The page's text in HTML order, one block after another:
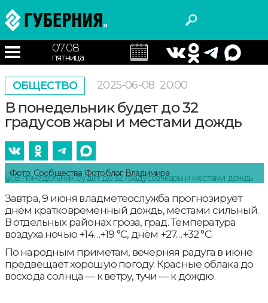
07.08
пятница
ОБЩЕСТВО 2025-06-08 20:00
В понедельник будет до 32
градусов жары и местами дождь
Фото: Сообщества Фотоблог Владимира
Завтра, 9 июня владметеослужба прогнозирует
днём кратковременный дождь, местами сильный.
В отдельных районах гроза, град. Температура
воздуха ночью +14…+19 °С, днём +27…+32 °С.
По народным приметам, вечерняя радуга в июне
предвещает хорошую погоду. Красные облака до
восхода солнца — к ветру, тучи — к дождю.